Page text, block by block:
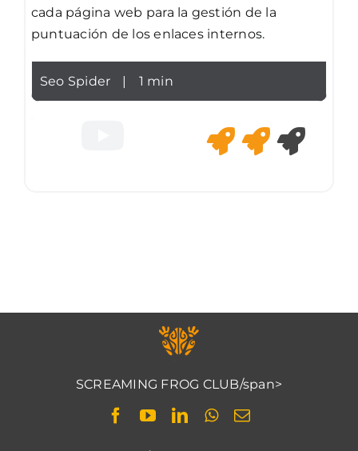
cada página web para la gestión de la
puntuación de los enlaces internos.
Seo Spider | 1 min
SCREAMING FROG CLUB/span>